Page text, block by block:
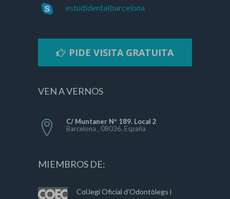
estudidentalbarcelona
PIDE VISITA GRATUITA
VEN A VERNOS
C/ Muntaner Nº 189. Local 2
Barcelona , 08036, España
MIEMBROS DE:
Col.legi Oficial d'Odontòlegs i